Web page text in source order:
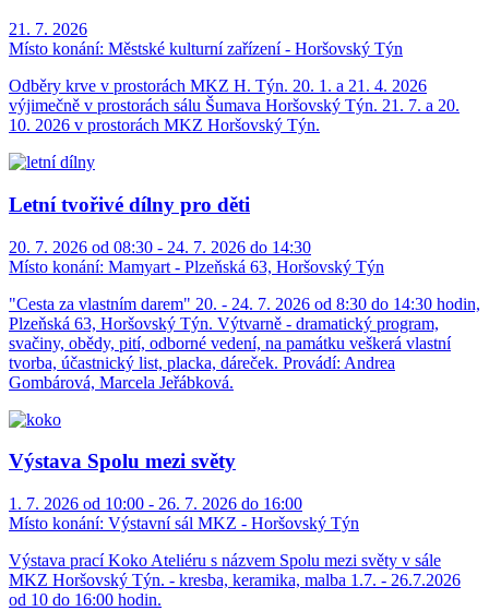
21. 7. 2026
Místo konání: Městské kulturní zařízení - Horšovský Týn
Odběry krve v prostorách MKZ H. Týn. 20. 1. a 21. 4. 2026
výjimečně v prostorách sálu Šumava Horšovský Týn. 21. 7. a 20.
10. 2026 v prostorách MKZ Horšovský Týn.
Letní tvořivé dílny pro děti
20. 7. 2026 od 08:30 - 24. 7. 2026 do 14:30
Místo konání: Mamyart - Plzeňská 63, Horšovský Týn
"Cesta za vlastním darem" 20. - 24. 7. 2026 od 8:30 do 14:30 hodin,
Plzeňská 63, Horšovský Týn. Výtvarně - dramatický program,
svačiny, obědy, pití, odborné vedení, na památku veškerá vlastní
tvorba, účastnický list, placka, dáreček. Provádí: Andrea
Gombárová, Marcela Jeřábková.
Výstava Spolu mezi světy
1. 7. 2026 od 10:00 - 26. 7. 2026 do 16:00
Místo konání: Výstavní sál MKZ - Horšovský Týn
Výstava prací Koko Ateliéru s názvem Spolu mezi světy v sále
MKZ Horšovský Týn. - kresba, keramika, malba 1.7. - 26.7.2026
od 10 do 16:00 hodin.